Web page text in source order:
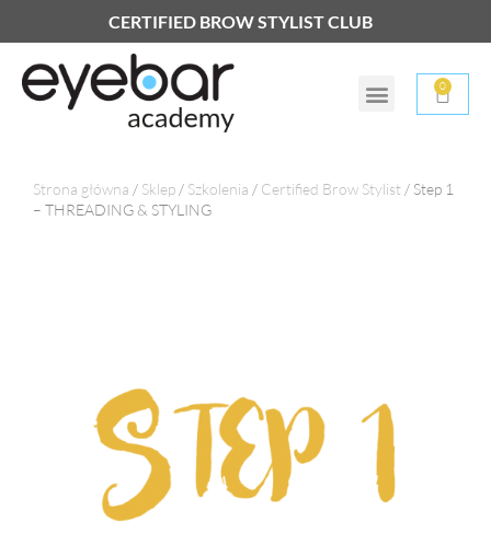
CERTIFIED BROW STYLIST CLUB
0
Strona główna / Sklep / Szkolenia / Certified Brow Stylist / Step 1
– THREADING & STYLING